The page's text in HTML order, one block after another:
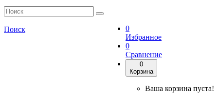
0
Избранное
0
Сравнение
0
Корзина
Ваша корзина пуста!
Поиск